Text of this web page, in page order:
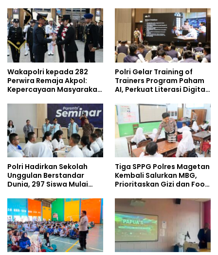
Umrah
Policing Masuki Babak
Wakapolri kepada 282
Perwira Remaja Akpol:
Kepercayaan Masyarakat
Polri Gelar Training of
Trainers Program Paham
AI, Perkuat Literasi Digital
Polri Hadirkan Sekolah
Unggulan Berstandar
Dunia, 297 Siswa Mulai
Tiga SPPG Polres Magetan
Kembali Salurkan MBG,
Prioritaskan Gizi dan Food